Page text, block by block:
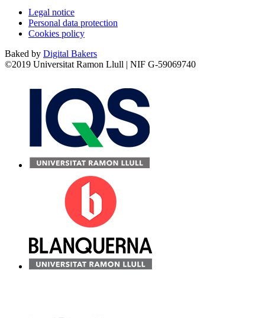
Legal notice
Personal data protection
Cookies policy
Baked by Digital Bakers
©2019 Universitat Ramon Llull | NIF G-59069740